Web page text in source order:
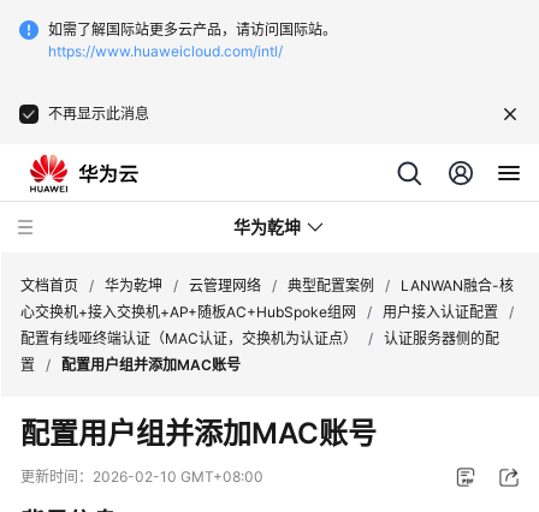
如需了解国际站更多云产品，请访问国际站。
https://www.huaweicloud.com/intl/
不再显示此消息
华为乾坤
安
云
服
务
文档首页 / 华为乾坤 / 云管理网络 / 典型配置案例 /
LANWAN融合-核
心交换机+接入交换机+AP+随板AC+HubSpoke组网
/ 用户接入认证配置
/
配置有线哑终端认证（MAC认证，交换机为认证点）
/ 认证服务器侧的配
置
/ 配置用户组并添加MAC账号
配置用户组并添加MAC账号
更新时间： 2026-02-10 GMT+08:00